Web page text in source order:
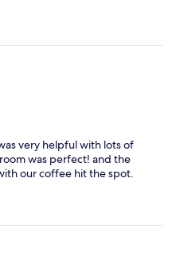
very helpful with lots of
was perfect! and the
our coffee hit the spot.